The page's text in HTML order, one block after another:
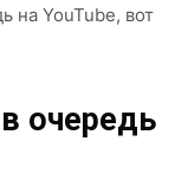
на YouTube, вот
очередь